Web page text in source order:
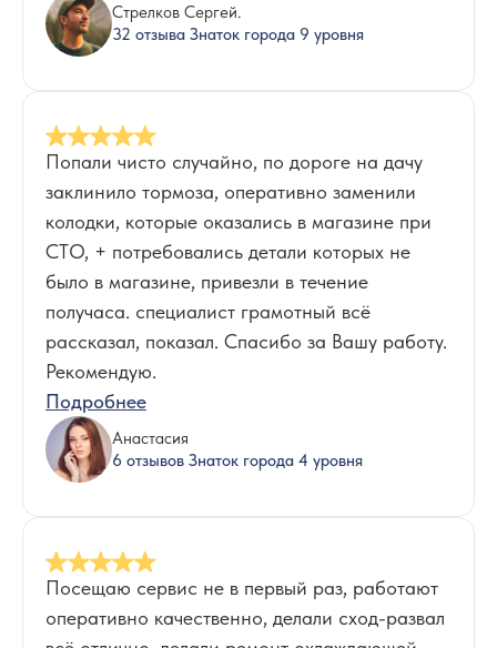
Стрелков Сергей.
32 отзыва Знаток города 9 уровня
Попали чисто случайно, по дороге на дачу
заклинило тормоза, оперативно заменили
колодки, которые оказались в магазине при
СТО, + потребовались детали которых не
было в магазине, привезли в течение
получаса. специалист грамотный всё
рассказал, показал. Спасибо за Вашу работу.
Рекомендую.
Подробнее
Анастасия
6 отзывов Знаток города 4 уровня
Посещаю сервис не в первый раз, работают
оперативно качественно, делали сход-развал